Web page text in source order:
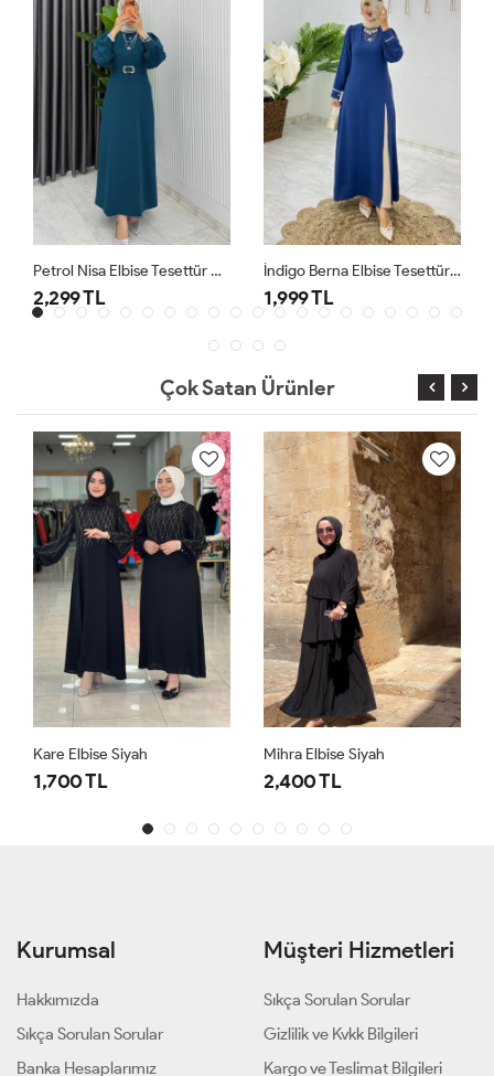
Petrol Nisa Elbise Tesettür Giyim
2,299 TL
İndigo Berna Elbise Tesettür Giyim
1,999 TL
Çok Satan Ürünler
Kare Elbise Siyah
1,700 TL
Mihra Elbise Siyah
2,400 TL
Kurumsal
Hakkımızda
Sıkça Sorulan Sorular
Banka Hesaplarımız
Müşteri Hizmetleri
Sıkça Sorulan Sorular
Gizlilik ve Kvkk Bilgileri
Kargo ve Teslimat Bilgileri